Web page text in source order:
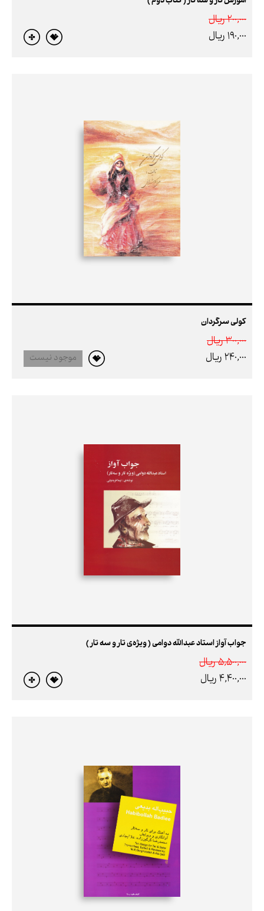
200,000 ريال
190,000 ريال
کولی سرگردان
300,000 ريال
240,000 ريال
موجود نیست
جواب آواز استاد عبدالله دوامی ( ویژه‌ی تار و سه‌ تار )
5,500,000 ريال
4,400,000 ريال